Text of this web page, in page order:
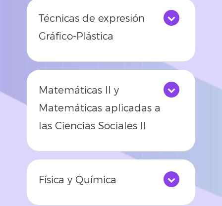
Técnicas de expresión
Gráfico-Plástica
Matemáticas II y
Matemáticas aplicadas a
las Ciencias Sociales II
Física y Química